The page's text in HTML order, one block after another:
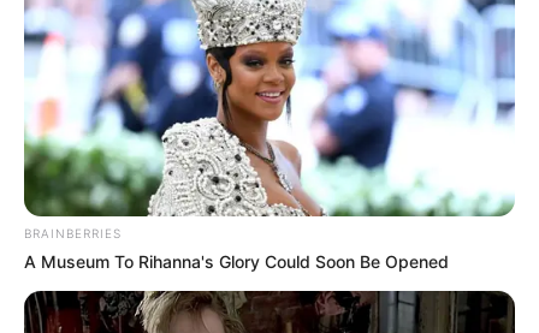
ดวงรายวัน 13 กันยายน 2565
13 ก.ย. 2022
BRAINBERRIES
A Museum To Rihanna's Glory Could Soon Be Opened